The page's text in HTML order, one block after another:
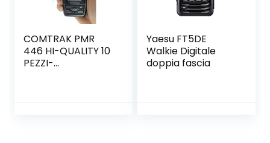
COMTRAK PMR
446 HI-QUALITY 10
PEZZI-
Yaesu FT5DE
Walkie Digitale
doppia fascia